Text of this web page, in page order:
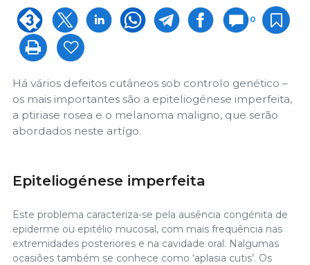
0
Há vários defeitos cutâneos sob controlo genético –
os mais importantes são a epiteliogénese imperfeita,
a ptiriase rosea e o melanoma maligno, que serão
abordados neste artígo.
Epiteliogénese imperfeita
Este problema caracteriza-se pela ausência congénita de
epiderme ou epitélio mucosal, com mais frequência nas
extremidades posteriores e na cavidade oral. Nalgumas
ocasiões também se conhece como ‘aplasia cutis’. Os